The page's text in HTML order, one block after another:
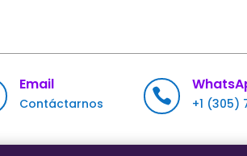
Email
Contáctarnos  +1 (305)